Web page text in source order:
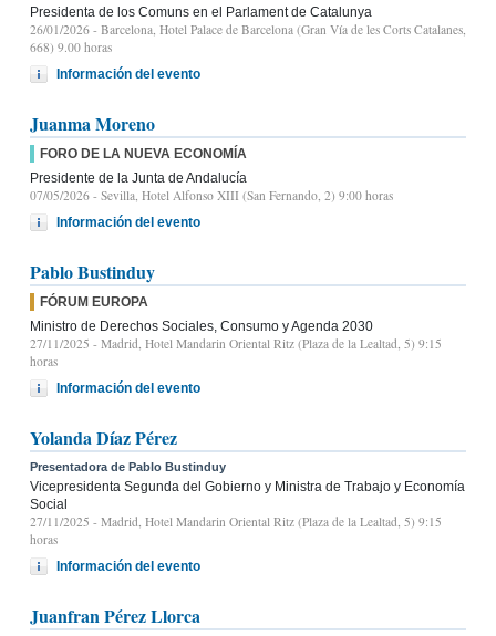
Presidenta de los Comuns en el Parlament de Catalunya
26/01/2026 - Barcelona, Hotel Palace de Barcelona (Gran Vía de les Corts Catalanes,
668) 9.00 horas
Información del evento
Juanma Moreno
FORO DE LA NUEVA ECONOMÍA
Presidente de la Junta de Andalucía
07/05/2026 - Sevilla, Hotel Alfonso XIII (San Fernando, 2) 9:00 horas
Información del evento
Pablo Bustinduy
FÓRUM EUROPA
Ministro de Derechos Sociales, Consumo y Agenda 2030
27/11/2025 - Madrid, Hotel Mandarin Oriental Ritz (Plaza de la Lealtad, 5) 9:15
horas
Información del evento
Yolanda Díaz Pérez
Presentadora de Pablo Bustinduy
Vicepresidenta Segunda del Gobierno y Ministra de Trabajo y Economía
Social
27/11/2025 - Madrid, Hotel Mandarin Oriental Ritz (Plaza de la Lealtad, 5) 9:15
horas
Información del evento
Juanfran Pérez Llorca